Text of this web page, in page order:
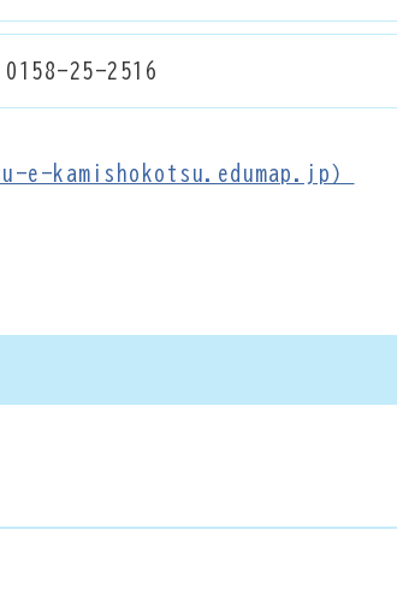
0158-25-2516
e-kamishokotsu.edumap.jp）